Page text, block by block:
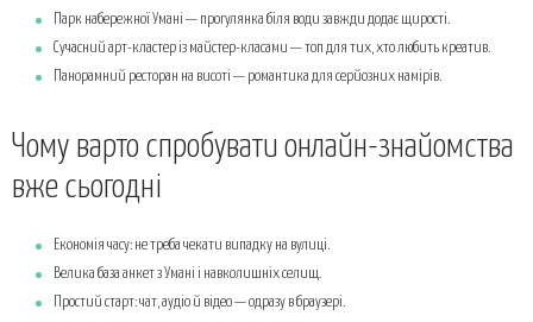
Парк набережної Умані — прогулянка біля води завжди додає щирості.
Сучасний арт-кластер із майстер-класами — топ для тих, хто любить креатив.
Панорамний ресторан на висоті — романтика для серйозних намірів.
Чому варто спробувати онлайн-знайомства
вже сьогодні
Економія часу: не треба чекати випадку на вулиці.
Велика база анкет з Умані і навколишніх селищ.
Простий старт: чат, аудіо й відео — одразу в браузері.